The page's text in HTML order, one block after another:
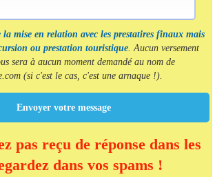
mise en relation avec les prestatires finaux mais
ou prestation touristique. Aucun versement
sera à aucun moment demandé au nom de
(si c'est le cas, c'est une arnaque !).
Envoyer votre message
pas reçu de réponse dans les
dans vos spams !